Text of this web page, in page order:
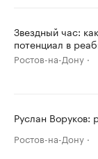
Звездный час:
потенциал в
Ростов-на-Дону
Руслан Воруков:
Ростов-на-Дону